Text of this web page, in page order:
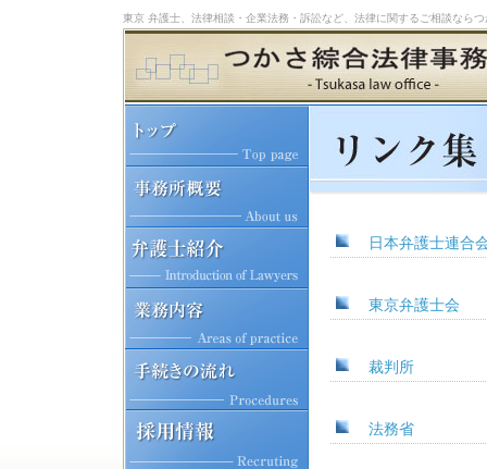
東京 弁護士、法律相談・企業法務・訴訟など、法律に関するご相談なら
日本弁護士連合
東京弁護士会
裁判所
法務省